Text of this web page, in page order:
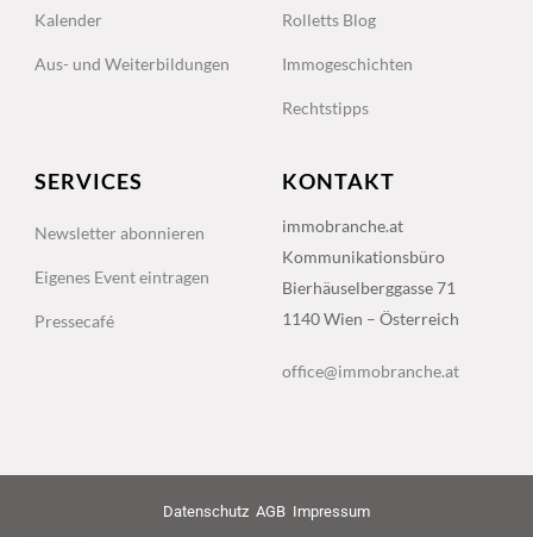
Kalender
Aus- und Weiterbildungen
Rolletts Blog
Immogeschichten
Rechtstipps
SERVICES
Newsletter abonnieren
Eigenes Event eintragen
Pressecafé
KONTAKT
immobranche.at
Kommunikationsbüro
Bierhäuselberggasse 71
1140 Wien – Österreich
office@immobranche.at
Datenschutz AGB Impressum